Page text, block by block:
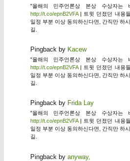
"올해의 민주언론상 본상 수상자는
http://t.co/epnB2VFA| 트윗 던졌던 내용
일정 부분 이상 동의하신다면, 간직만 하
길.
Pingback by Kacew
"올해의 민주언론상 본상 수상자는
http://t.co/epnB2VFA| 트윗 던졌던 내용
일정 부분 이상 동의하신다면, 간직만 하
길.
Pingback by Frida Lay
"올해의 민주언론상 본상 수상자는
http://t.co/epnB2VFA| 트윗 던졌던 내용
일정 부분 이상 동의하신다면, 간직만 하
길.
Pingback by anyway,